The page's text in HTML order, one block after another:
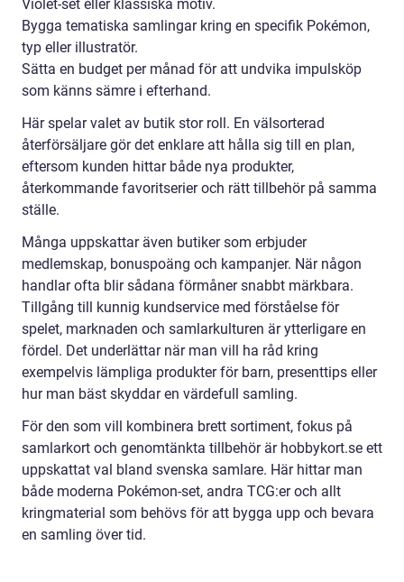
Violet-set eller klassiska motiv.
Bygga tematiska samlingar kring en specifik Pokémon,
typ eller illustratör.
Sätta en budget per månad för att undvika impulsköp
som känns sämre i efterhand.
Här spelar valet av butik stor roll. En välsorterad
återförsäljare gör det enklare att hålla sig till en plan,
eftersom kunden hittar både nya produkter,
återkommande favoritserier och rätt tillbehör på samma
ställe.
Många uppskattar även butiker som erbjuder
medlemskap, bonuspoäng och kampanjer. När någon
handlar ofta blir sådana förmåner snabbt märkbara.
Tillgång till kunnig kundservice med förståelse för
spelet, marknaden och samlarkulturen är ytterligare en
fördel. Det underlättar när man vill ha råd kring
exempelvis lämpliga produkter för barn, presenttips eller
hur man bäst skyddar en värdefull samling.
För den som vill kombinera brett sortiment, fokus på
samlarkort och genomtänkta tillbehör är hobbykort.se ett
uppskattat val bland svenska samlare. Här hittar man
både moderna Pokémon-set, andra TCG:er och allt
kringmaterial som behövs för att bygga upp och bevara
en samling över tid.